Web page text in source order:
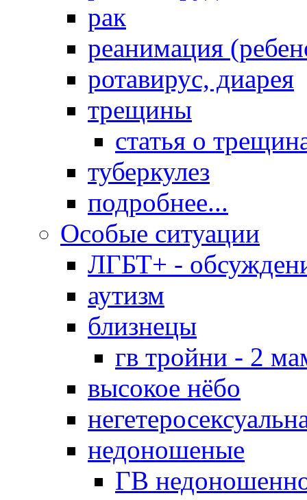
рак
реанимация
ротавирус, диарея
трещины
статья о
туберкулез
подробнее...
Особые ситуации
ЛГБТ+ -
аутизм
близнецы
гв тройни - 2
высокое нёбо
недоношеные
ГВ